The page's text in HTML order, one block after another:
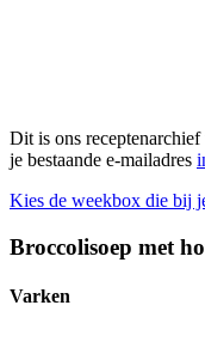
Dit is ons
je bestaande e-mailadres
Kies de weekbox die bij
Broccolisoep met
Varken